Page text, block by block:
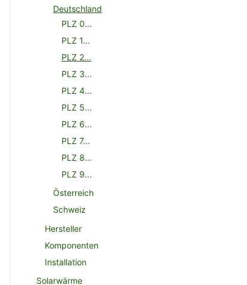
Deutschland
PLZ 0...
PLZ 1...
PLZ 2...
PLZ 3...
PLZ 4...
PLZ 5...
PLZ 6...
PLZ 7...
PLZ 8...
PLZ 9...
Österreich
Schweiz
Hersteller
Komponenten
Installation
Solarwärme